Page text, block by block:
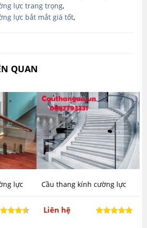
lực trang trọng,
lực bắt mắt giá tốt,
QUAN
lực
Cầu thang kính cường lực
Liên hệ